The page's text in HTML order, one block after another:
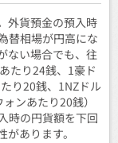
外貨預金の預入時
替相場が円高にな
ない場合でも、往
たり24銭、1豪ド
り20銭、1NZドル
ンあたり20銭）
時の円貨額を下回
あります。